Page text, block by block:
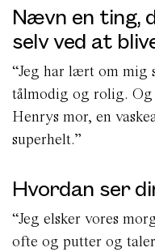
Nævn en ting,
selv ved at
“Jeg har lært om mig
tålmodig og rolig.
Henrys mor, en
superhelt.”
Hvordan ser
“Jeg elsker vores
ofte og putter og